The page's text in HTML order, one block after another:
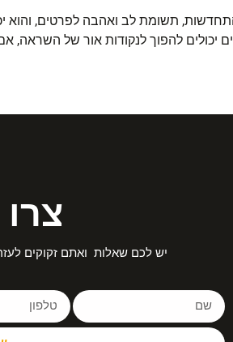
תשומת לב ואהבה לפרטים, והוא
יכולים להפוך לנקודות אור של השראה,
יש לכם שאלות ואתם זקוקים